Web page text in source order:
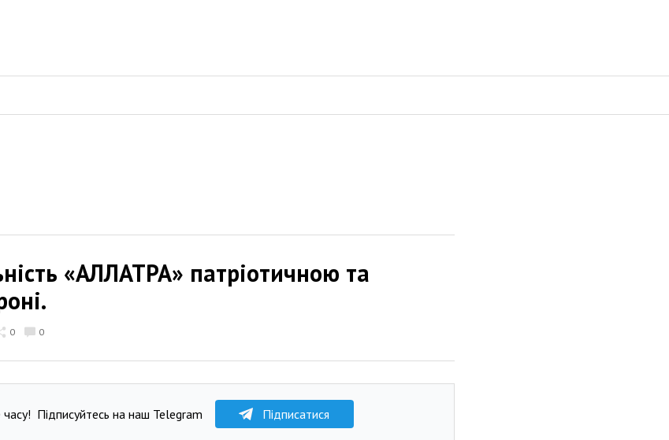
«АЛЛАТРА» патріотичною та
0 0
Підписуйтесь на наш Telegram Підписатися